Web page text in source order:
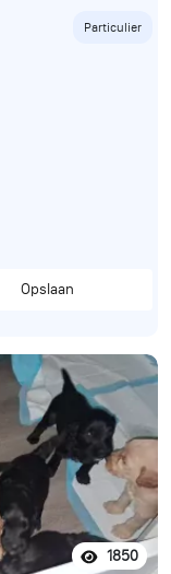
Particulier
Opslaan
1850